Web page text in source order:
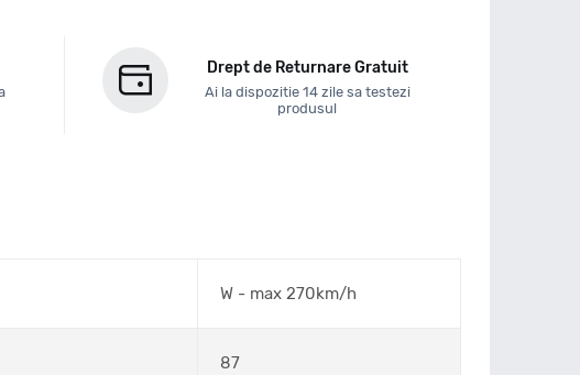
Drept de Returnare Gratuit
Ai la dispozitie 14 zile sa testezi
produsul
W - max 270km/h
87